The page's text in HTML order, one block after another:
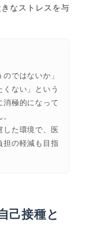
なストレスを与
ではないか」
くない」という
極的になって
した環境で、医
担の軽減も目指
己接種と